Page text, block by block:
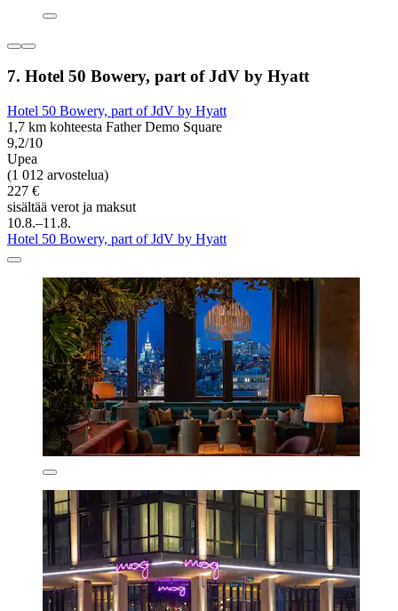
7. Hotel 50 Bowery, part of JdV by Hyatt
Hotel 50 Bowery, part of JdV by Hyatt
1,7 km kohteesta Father Demo Square
9,2/10
Upea
(1 012 arvostelua)
227 €
sisältää verot ja maksut
10.8.–11.8.
Hotel 50 Bowery, part of JdV by Hyatt